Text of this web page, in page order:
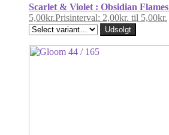
Scarlet & Violet : Obsidian Flames
5,00kr.Prisinterval: 2,00kr. til 5,00kr.
Udsolgt